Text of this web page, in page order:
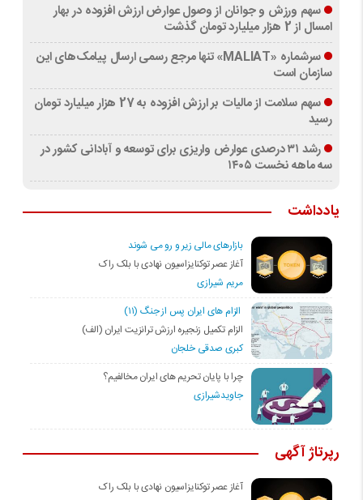
سهم ورزش و جوانان از وصول عوارض ارزش افزوده در بهار
امسال از 2 هزار میلیارد تومان گذشت
سرشماره «MALIAT» تنها مرجع رسمی ارسال پیامک‌های این
سازمان است
سهم سلامت از مالیات بر ارزش افزوده به 27 هزار میلیارد تومان
رسید
رشد ۳۱ درصدی عوارض واریزی برای توسعه و آبادانی کشور در
سه ماهه نخست ۱۴۰۵
یادداشت
بازارهای مالی زیر و رو می شوند
آغاز عصر توکنایزاسیون نهادی با بلک راک
مریم شیرازی
الزام های ایران پس از جنگ (۱۱)
الزام تکمیل زنجیره ارزش ترانزیت ایران (الف)
کبری صدقی خلجان
چرا با پایان تحریم های ایران مخالفیم؟
جاویدشیرازی
رپرتاژ آگهی
آغاز عصر توکنایزاسیون نهادی با بلک راک